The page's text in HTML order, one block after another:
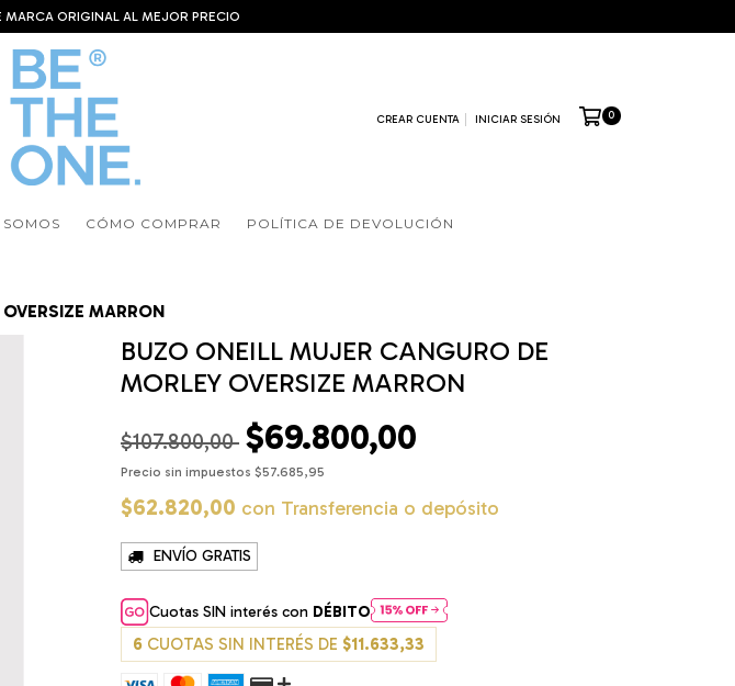
MARCA ORIGINAL AL MEJOR PRECIO
CREAR CUENTA INICIAR SESIÓN 0
CÓMO COMPRAR POLÍTICA DE DEVOLUCIÓN
MARRON
BUZO ONEILL MUJER CANGURO DE
MORLEY OVERSIZE MARRON
$107.800,00 $69.800,00
Precio sin impuestos$57.685,95
$62.820,00 con Transferencia o depósito
ENVÍO GRATIS
Cuotas SIN interés con DÉBITO
6 CUOTAS SIN INTERÉS DE $11.633,33